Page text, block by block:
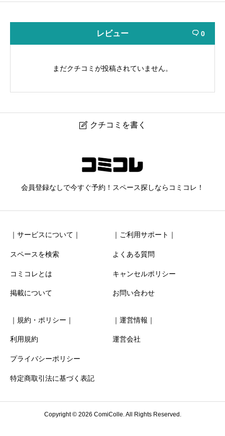
レビュー  0
まだクチコミが投稿されていません。
 クチコミを書く
ニックネーム 任意
清潔感
お得感
星の数をお選びください
利用時の分かりやすさ 必須
会員登録なしで今すぐ予約！スペース探しならコミコレ！
｜サービスについて｜
スペースを検索
コミコレとは
掲載について
｜ご利用サポート｜
よくある質問
キャンセルポリシー
お問い合わせ
｜規約・ポリシー｜
利用規約
プライバシーポリシー
特定商取引法に基づく表記
｜運営情報｜
運営会社
Copyright © 2026 ComiColle. All Rights Reserved.